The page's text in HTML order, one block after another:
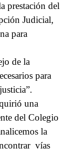
prestación del
Judicial,
para
de la
para
una
del Colegio
la
vías